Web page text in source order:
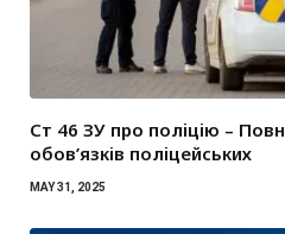
Ст 46 ЗУ про поліцію –
обов’язків поліцейських
MAY 31, 2025